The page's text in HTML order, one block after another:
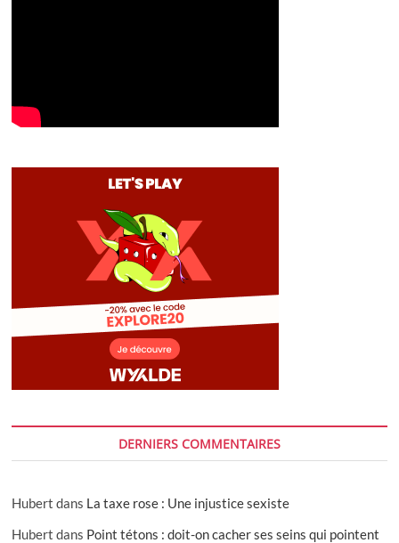
DERNIERS COMMENTAIRES
Hubert dans La taxe rose : Une injustice sexiste
Hubert dans Point tétons : doit-on cacher ses seins qui pointent